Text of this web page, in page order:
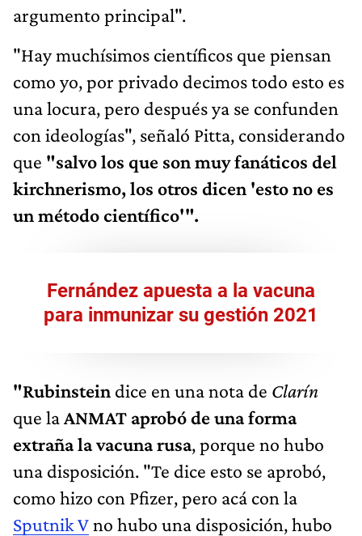
argumento principal".
"Hay muchísimos científicos que piensan
como yo, por privado decimos todo esto es
una locura, pero después ya se confunden
con ideologías", señaló Pitta, considerando
que "salvo los que son muy fanáticos del
kirchnerismo, los otros dicen 'esto no es
un método científico'".
Fernández apuesta a la vacuna
para inmunizar su gestión 2021
"Rubinstein dice en una nota de Clarín
que laANMAT aprobó de una forma
extraña la vacuna rusa, porque no hubo
una disposición. "Te dice esto se aprobó,
como hizo con Pfizer, pero acá con la
Sputnik Vno hubo una disposición, hubo